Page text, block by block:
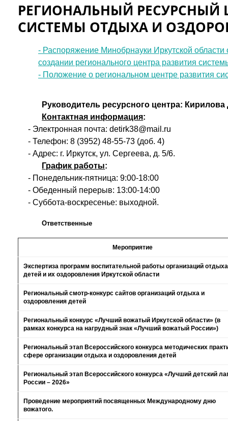
РЕГИОНАЛЬНЫЙ РЕСУРСНЫЙ
СИСТЕМЫ ОТДЫХА И
- Распоряжение Минобрнауки Иркутской
создании регионального центра развития
- Положение о региональном центре развития
Руководитель ресурсного центра: Кирилова
Контактная информация:
- Электронная почта: detirk38@mail.ru
- Телефон: 8 (3952) 48-55-73 (доб. 4)
- Адрес: г. Иркутск, ул. Сергеева, д. 5/6.
График работы:
- Понедельник-пятница: 9:00-18:00
- Обеденный перерыв: 13:00-14:00
- Суббота-воскресенье: выходной.
Ответственные
Мероприятие
Экспертиза программ воспитательной работы организаций отдыха
детей и их оздоровления Иркутской области
Региональный смотр-конкурс сайтов организаций отдыха и
оздоровления детей
Региональный конкурс «Лучший вожатый Иркутской области» (в
рамках конкурса на нагрудный знак «Лучший вожатый России»)
Региональный этап Всероссийского конкурса методических
сфере организации отдыха и оздоровления детей
Региональный этап Всероссийского конкурса «Лучший детский
России – 2026»
Проведение мероприятий посвященных Международному дню
вожатого.